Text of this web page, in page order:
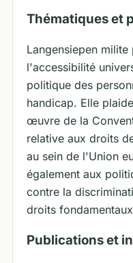
Thématiques et
Langensiepen
l'accessibilité
politique des
handicap. Elle
œuvre de la
relative aux droits
au sein de l'Union
également aux
contre la
droits
Publications et